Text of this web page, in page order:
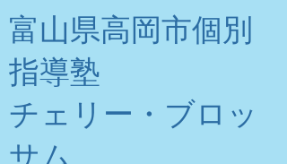
富山県高岡市個別
指導塾
チェリー・ブロッ
サム